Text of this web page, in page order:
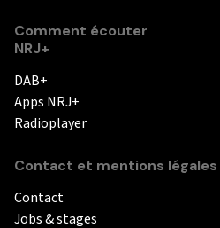
Comment écouter
NRJ+
DAB+
Apps NRJ+
Radioplayer
Contact et mentions légales
Contact
Jobs & stages